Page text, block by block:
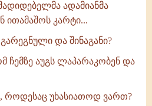
ადამიანმა
ითამაშოს კარტი...
და შინაგანი?
ჩემზე აუგს ლაპარაკობენ და
უხასიათოდ ვართ?